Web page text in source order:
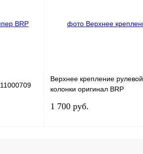
заказ В избранное Под заказ
Верхнее крепление рулевой
колонки оригинал BRP
1 700 руб.